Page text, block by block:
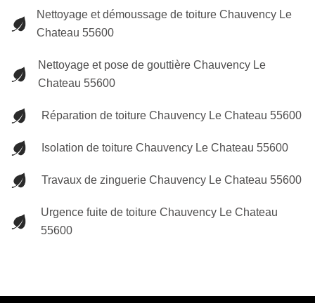
Nettoyage et démoussage de toiture Chauvency Le
Chateau 55600
Nettoyage et pose de gouttière Chauvency Le
Chateau 55600
Réparation de toiture Chauvency Le Chateau 55600
Isolation de toiture Chauvency Le Chateau 55600
Travaux de zinguerie Chauvency Le Chateau 55600
Urgence fuite de toiture Chauvency Le Chateau
55600